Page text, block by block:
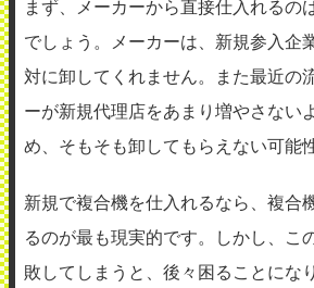
まず、メーカーから直接仕入れるの
でしょう。メーカーは、新規参入企
対に卸してくれません。また最近の
ーが新規代理店をあまり増やさない
め、そもそも卸してもらえない可能
新規で複合機を仕入れるなら、複合
るのが最も現実的です。しかし、こ
敗してしまうと、後々困ることにな